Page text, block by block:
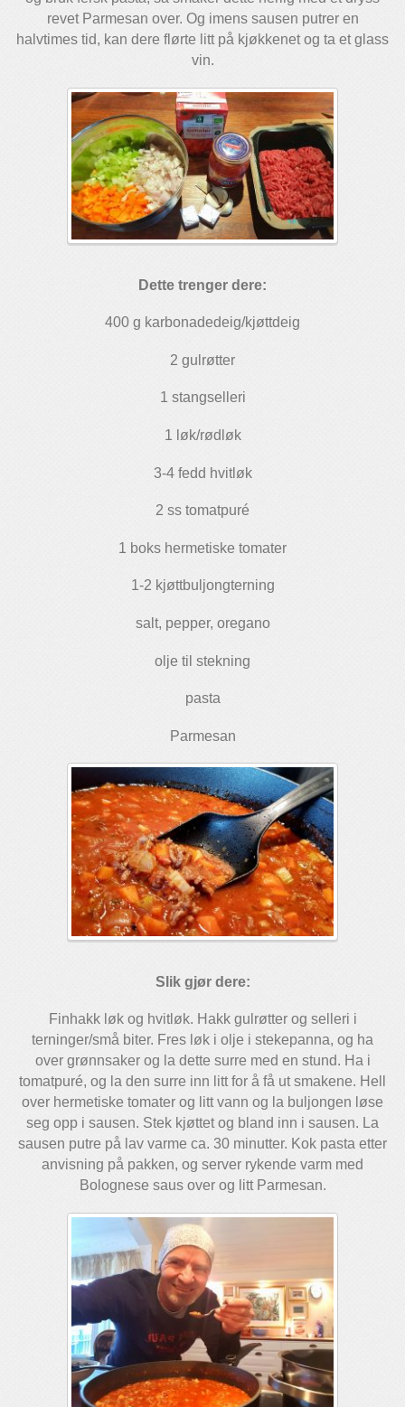
revet Parmesan over. Og imens sausen putrer en
halvtimes tid, kan dere flørte litt på kjøkkenet og ta et glass
vin.
Dette trenger dere:
400 g karbonadedeig/kjøttdeig
2 gulrøtter
1 stangselleri
1 løk/rødløk
3-4 fedd hvitløk
2 ss tomatpuré
1 boks hermetiske tomater
1-2 kjøttbuljongterning
salt, pepper, oregano
olje til stekning
pasta
Parmesan
Slik gjør dere:
Finhakk løk og hvitløk. Hakk gulrøtter og selleri i
terninger/små biter. Fres løk i olje i stekepanna, og ha
over grønnsaker og la dette surre med en stund. Ha i
tomatpuré, og la den surre inn litt for å få ut smakene. Hell
over hermetiske tomater og litt vann og la buljongen løse
seg opp i sausen. Stek kjøttet og bland inn i sausen. La
sausen putre på lav varme ca. 30 minutter. Kok pasta etter
anvisning på pakken, og server rykende varm med
Bolognese saus over og litt Parmesan.